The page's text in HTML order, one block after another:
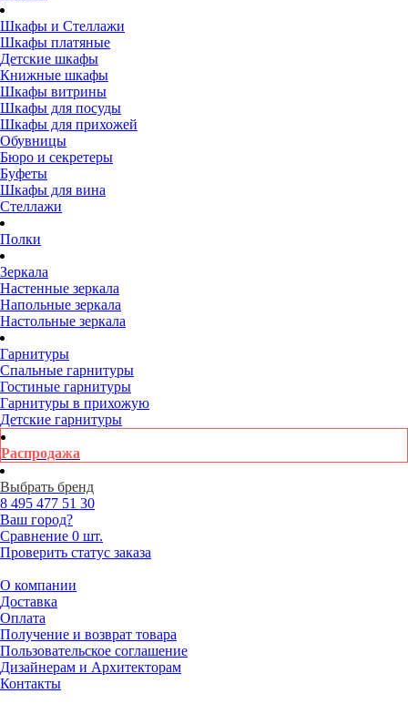
Шкафы и Стеллажи
Шкафы платяные
Детские шкафы
Книжные шкафы
Шкафы витрины
Шкафы для посуды
Шкафы для прихожей
Обувницы
Бюро и секретеры
Буфеты
Шкафы для вина
Стеллажи
Полки
Зеркала
Настенные зеркала
Напольные зеркала
Настольные зеркала
Гарнитуры
Спальные гарнитуры
Гостиные гарнитуры
Гарнитуры в прихожую
Детские гарнитуры
Распродажа
Выбрать бренд
8 495 477 51 30
Ваш город?
Сравнение 0 шт.
Проверить статус заказа
О компании
Доставка
Оплата
Получение и возврат товара
Пользовательское соглашение
Дизайнерам и Архитекторам
Контакты